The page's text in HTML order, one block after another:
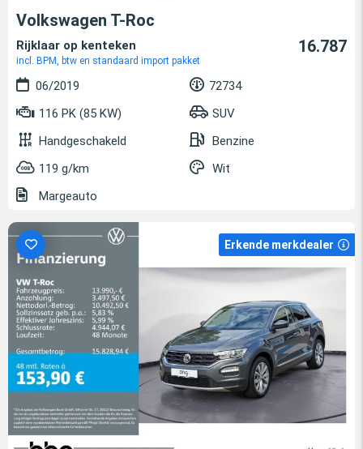
Volkswagen T-Roc
Rijklaar op kenteken
incl. BPM, btw en standaard import pakket
16.787
06/2019
72734
116 PK (85 KW)
SUV
Handgeschakeld
Benzine
119 g/km
Wit
Margeauto
Erkende merkdealer